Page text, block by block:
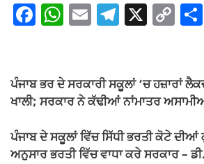
F
e
b
o
o
W
s
A
p
p
E T
gr
a
m
X C
y
Li
n
k
ਪੰਜਾਬ ਭਰ ਦੇ ਸਰਕਾਰੀ ਸਕੂਲਾਂ ‘ਚ ਹਜ਼ਾਰਾਂ
ਖਾਲੀ; ਸਰਕਾਰ ਨੇ ਕੱਢੀਆਂ ਨਾਂਮਾਤਰ
ਪੰਜਾਬ ਦੇ ਸਕੂਲਾਂ ਵਿੱਚ ਸਿੱਧੀ ਭਰਤੀ ਕੋਟੇ
ਅਨੁਸਾਰ ਭਰਤੀ ਵਿੱਚ ਵਾਧਾ ਕਰੇ ਸਰਕਾਰ –